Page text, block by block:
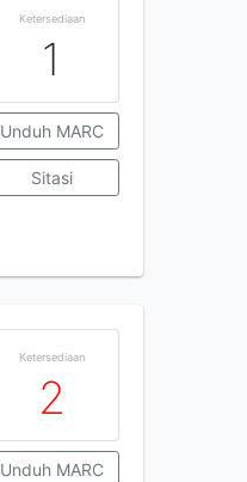
Ketersediaan
1
Unduh MARC
Sitasi
Ketersediaan
2
Unduh MARC